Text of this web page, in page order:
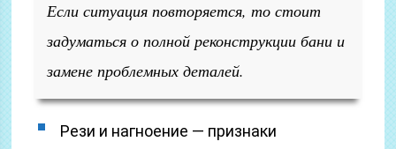
Если ситуация повторяется, то стоит
задуматься о полной реконструкции бани и
замене проблемных деталей.
Рези и нагноение — признаки